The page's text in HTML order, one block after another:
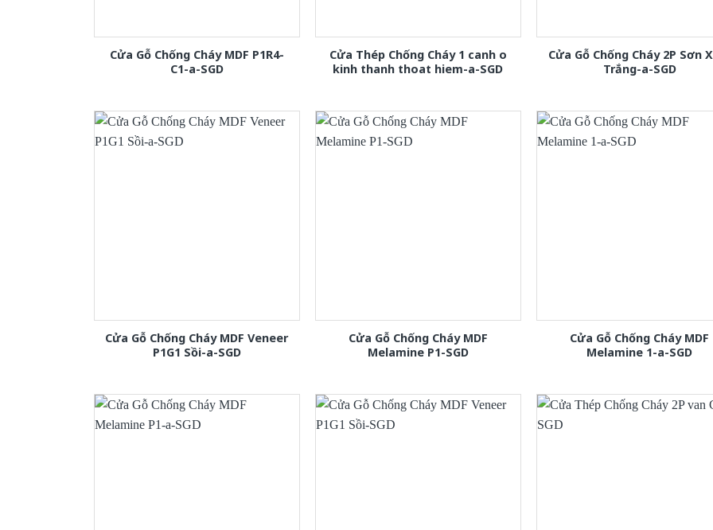
Cửa Gỗ Chống Cháy MDF P1R4-
C1-a-SGD
Cửa Thép Chống Cháy 1 canh o
kinh thanh thoat hiem-a-SGD
Cửa Gỗ Chống Cháy 2P Sơn
Trắng-a-SGD
Cửa Gỗ Chống Cháy MDF Veneer
P1G1 Sồi-a-SGD
Cửa Gỗ Chống Cháy MDF
Melamine P1-SGD
Cửa Gỗ Chống Cháy MDF
Melamine 1-a-SGD